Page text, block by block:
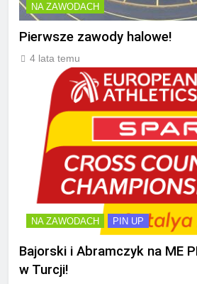
NA ZAWODACH
Pierwsze zawody halowe!
4 lata temu
NA ZAWODACH PIN UP
Bajorski i Abramczyk na ME
w Turcji!